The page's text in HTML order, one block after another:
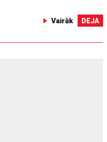
Vairāk DEJA